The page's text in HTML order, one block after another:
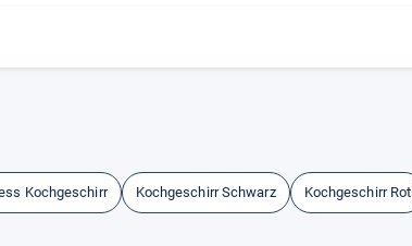
Kochgeschirr Kochgeschirr Schwarz Kochgeschirr Rot